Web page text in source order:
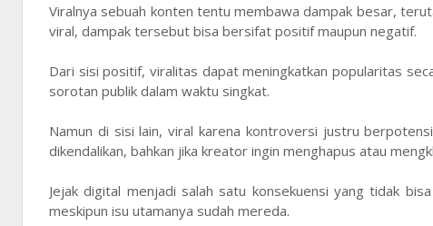
Viralnya sebuah konten tentu membawa dampak besar,
viral, dampak tersebut bisa bersifat positif maupun negatif.
Dari sisi positif, viralitas dapat meningkatkan popularitas
sorotan publik dalam waktu singkat.
Namun di sisi lain, viral karena kontroversi justru
dikendalikan, bahkan jika kreator ingin menghapus atau
Jejak digital menjadi salah satu konsekuensi yang tidak
meskipun isu utamanya sudah mereda.